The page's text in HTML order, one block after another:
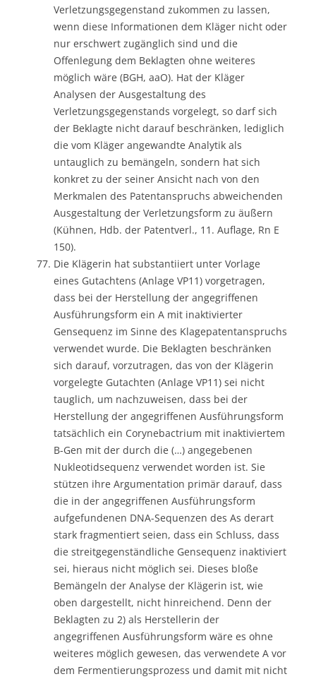
Verletzungsgegenstand zukommen zu lassen,
wenn diese Informationen dem Kläger nicht oder
nur erschwert zugänglich sind und die
Offenlegung dem Beklagten ohne weiteres
möglich wäre (BGH, aaO). Hat der Kläger
Analysen der Ausgestaltung des
Verletzungsgegenstands vorgelegt, so darf sich
der Beklagte nicht darauf beschränken, lediglich
die vom Kläger angewandte Analytik als
untauglich zu bemängeln, sondern hat sich
konkret zu der seiner Ansicht nach von den
Merkmalen des Patentanspruchs abweichenden
Ausgestaltung der Verletzungsform zu äußern
(Kühnen, Hdb. der Patentverl., 11. Auflage, Rn E
150).
Die Klägerin hat substantiiert unter Vorlage
eines Gutachtens (Anlage VP11) vorgetragen,
dass bei der Herstellung der angegriffenen
Ausführungsform ein A mit inaktivierter
Gensequenz im Sinne des Klagepatentanspruchs
verwendet wurde. Die Beklagten beschränken
sich darauf, vorzutragen, das von der Klägerin
vorgelegte Gutachten (Anlage VP11) sei nicht
tauglich, um nachzuweisen, dass bei der
Herstellung der angegriffenen Ausführungsform
tatsächlich ein Corynebactrium mit inaktiviertem
B-Gen mit der durch die (…) angegebenen
Nukleotidsequenz verwendet worden ist. Sie
stützen ihre Argumentation primär darauf, dass
die in der angegriffenen Ausführungsform
aufgefundenen DNA-Sequenzen des As derart
stark fragmentiert seien, dass ein Schluss, dass
die streitgegenständliche Gensequenz inaktiviert
sei, hieraus nicht möglich sei. Dieses bloße
Bemängeln der Analyse der Klägerin ist, wie
oben dargestellt, nicht hinreichend. Denn der
Beklagten zu 2) als Herstellerin der
angegriffenen Ausführungsform wäre es ohne
weiteres möglich gewesen, das verwendete A vor
dem Fermentierungsprozess und damit mit nicht